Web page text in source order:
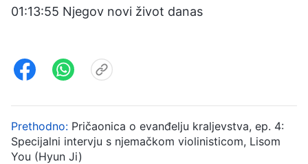
01:13:55 Njegov novi život danas
Prethodno: Pričaonica o evanđelju kraljevstva, ep. 4:
Specijalni intervju s njemačkom violinisticom, Lisom
You (Hyun Ji)